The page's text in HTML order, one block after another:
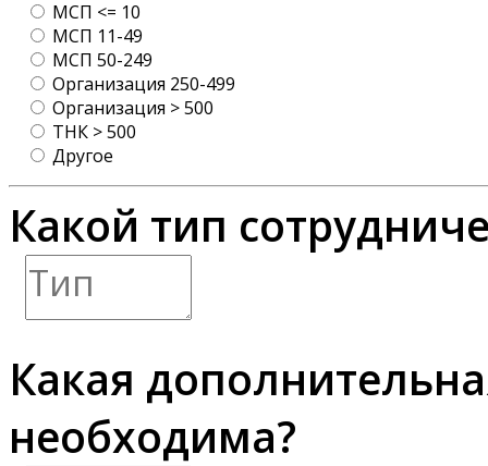
МСП <= 10
МСП 11-49
МСП 50-249
Организация 250-499
Организация > 500
ТНК > 500
Другое
Какой тип
Какая
необходима?